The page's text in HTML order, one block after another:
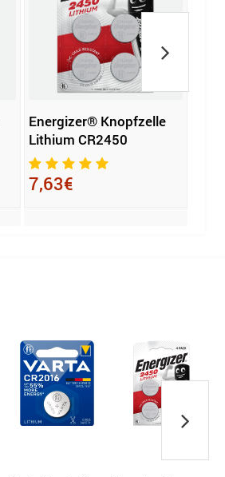
Energizer® Knopfzelle
Lithium CR2450
7,63€